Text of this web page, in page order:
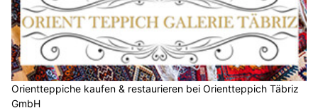
Orientteppiche kaufen & restaurieren bei Orientteppich Täbriz
GmbH